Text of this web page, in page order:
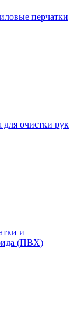
перчатки
для очистки рук
и
(ПВХ)